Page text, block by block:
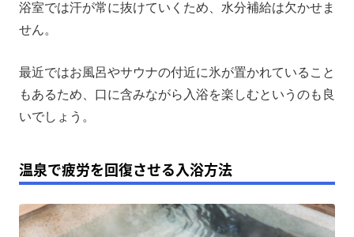
浴室では汗が常に抜けていくため、水分補給は欠かせま
せん。
最近ではお風呂やサウナの付近に氷が置かれていること
もあるため、口に含みながら入浴を楽しむというのも良
いでしょう。
温泉で疲労を回復させる入浴方法